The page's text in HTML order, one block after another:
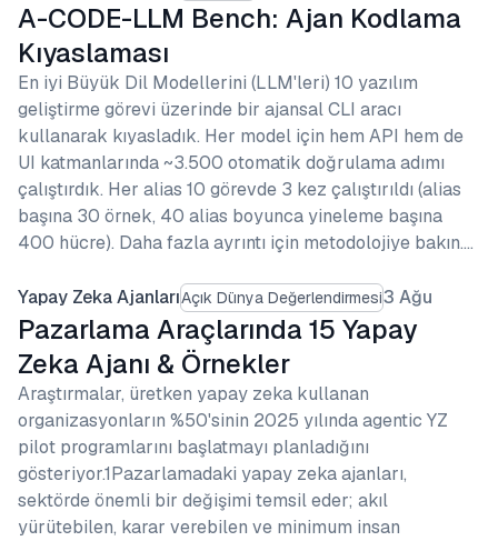
A-CODE-LLM Bench: Ajan Kodlama
Kıyaslaması
En iyi Büyük Dil Modellerini (LLM'leri) 10 yazılım
geliştirme görevi üzerinde bir ajansal CLI aracı
kullanarak kıyasladık. Her model için hem API hem de
UI katmanlarında ~3.500 otomatik doğrulama adımı
çalıştırdık. Her alias 10 görevde 3 kez çalıştırıldı (alias
başına 30 örnek, 40 alias boyunca yineleme başına
400 hücre). Daha fazla ayrıntı için metodolojiye bakın.…
Yapay Zeka AjanlarıAçık Dünya Değerlendirmesi3 Ağu
Pazarlama Araçlarında 15 Yapay
Zeka Ajanı & Örnekler
Araştırmalar, üretken yapay zeka kullanan
organizasyonların %50'sinin 2025 yılında agentic YZ
pilot programlarını başlatmayı planladığını
gösteriyor.1Pazarlamadaki yapay zeka ajanları,
sektörde önemli bir değişimi temsil eder; akıl
yürütebilen, karar verebilen ve minimum insan